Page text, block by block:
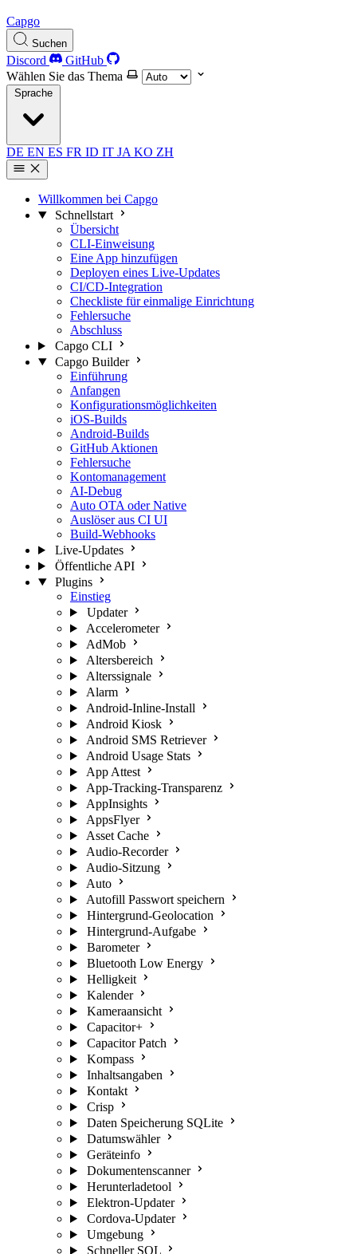
Capgo
Suchen
Discord
GitHub
Wählen Sie das Thema
Sprache
DE EN ES FR ID IT JA KO ZH
Willkommen bei Capgo
Schnellstart
Übersicht
CLI-Einweisung
Eine App hinzufügen
Deployen eines Live-Updates
CI/CD-Integration
Checkliste für einmalige Einrichtung
Fehlersuche
Abschluss
Capgo CLI
Capgo Builder
Einführung
Anfangen
Konfigurationsmöglichkeiten
iOS-Builds
Android-Builds
GitHub Aktionen
Fehlersuche
Kontomanagement
AI-Debug
Auto OTA oder Native
Auslöser aus CI UI
Build-Webhooks
Live-Updates
Öffentliche API
Plugins
Einstieg
Updater
Accelerometer
AdMob
Altersbereich
Alterssignale
Alarm
Android-Inline-Install
Android Kiosk
Android SMS Retriever
Android Usage Stats
App Attest
App-Tracking-Transparenz
AppInsights
AppsFlyer
Asset Cache
Audio-Recorder
Audio-Sitzung
Auto
Autofill Passwort speichern
Hintergrund-Geolocation
Hintergrund-Aufgabe
Barometer
Bluetooth Low Energy
Helligkeit
Kalender
Kameraansicht
Capacitor+
Capacitor Patch
Kompass
Inhaltsangaben
Kontakt
Crisp
Daten Speicherung SQLite
Datumswähler
Geräteinfo
Dokumentenscanner
Herunterladetool
Elektron-Updater
Cordova-Updater
Umgebung
Schneller SQL